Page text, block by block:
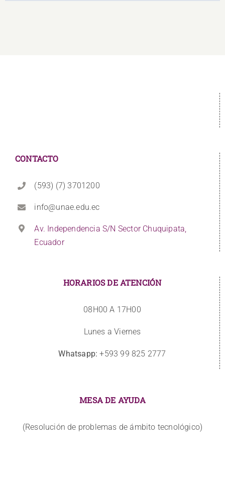
CONTACTO
(593) (7) 3701200
info@unae.edu.ec
Av. Independencia S/N Sector Chuquipata,
Ecuador
HORARIOS DE ATENCIÓN
08H00 A 17H00
Lunes a Viernes
Whatsapp: +593 99 825 2777
MESA DE AYUDA
(Resolución de problemas de ámbito tecnológico)